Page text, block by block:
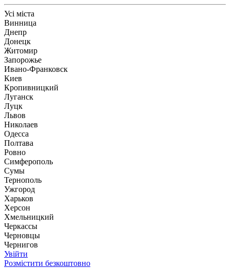
Усі міста
Винница
Днепр
Донецк
Житомир
Запорожье
Ивано-Франковск
Киев
Кропивницкий
Луганск
Луцк
Львов
Николаев
Одесса
Полтава
Ровно
Симферополь
Сумы
Тернополь
Ужгород
Харьков
Херсон
Хмельницкий
Черкассы
Чернoвцы
Чернигов
Увійти
Розмістити безкоштовно